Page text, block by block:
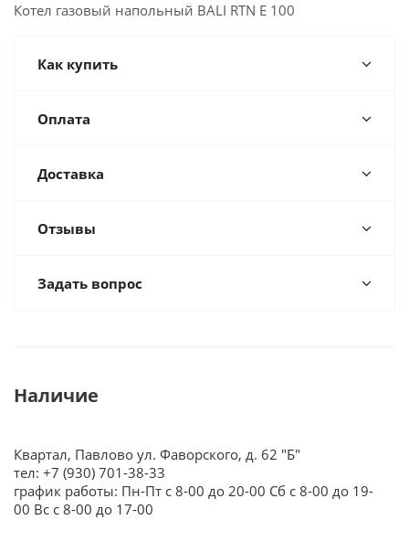
Котел газовый напольный BALI RTN E 100
Как купить
Оплата
Доставка
Отзывы
Задать вопрос
Наличие
Квартал, Павлово ул. Фаворского, д. 62 "Б"
тел: +7 (930) 701-38-33
график работы: Пн-Пт с 8-00 до 20-00 Сб с 8-00 до 19-
00 Вс с 8-00 до 17-00